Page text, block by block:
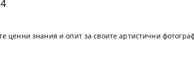
ценни знания и опит за своите артистични